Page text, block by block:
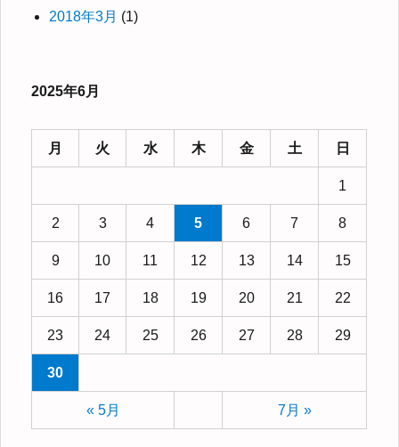
2018年3月 (1)
2025年6月
月 火 水 木 金 土 日
« 5月 7月 »
1
2 3 4 5 6 7 8
9 10 11 12 13 14 15
16 17 18 19 20 21 22
23 24 25 26 27 28 29
30